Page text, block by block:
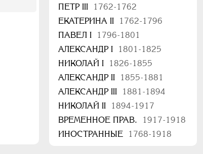
ПЕТР III
1762-1762
ЕКАТЕРИНА II
1762-1796
ПАВЕЛ I
1796-1801
АЛЕКСАНДР I
1801-1825
НИКОЛАЙ I
1826-1855
АЛЕКСАНДР II
1855-1881
АЛЕКСАНДР III
1881-1894
НИКОЛАЙ II
1894-1917
ВРЕМЕННОЕ ПРАВ.
1917-1918
ИНОСТРАННЫЕ
1768-1918